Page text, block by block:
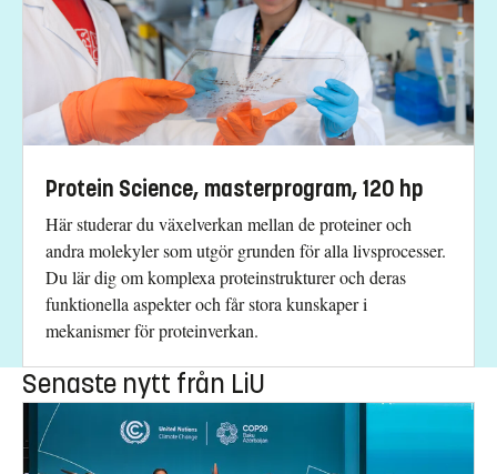
Protein Science, masterprogram, 120 hp
Här studerar du växelverkan mellan de proteiner och
andra molekyler som utgör grunden för alla livsprocesser.
Du lär dig om komplexa proteinstrukturer och deras
funktionella aspekter och får stora kunskaper i
mekanismer för proteinverkan.
Senaste nytt från LiU